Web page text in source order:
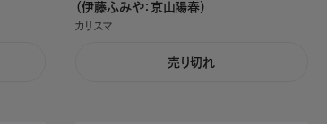
（伊藤ふみや：京山陽春）
カリスマ
売り切れ